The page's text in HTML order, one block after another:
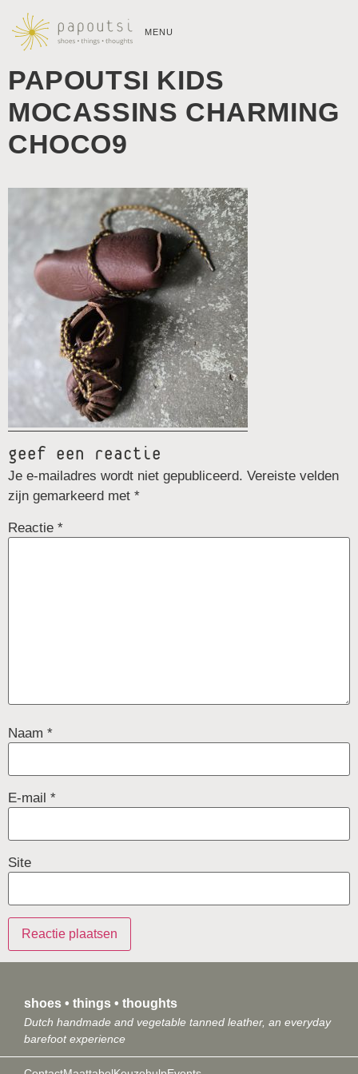
MENU
PAPOUTSI KIDS
MOCASSINS CHARMING
CHOCO9
geef een reactie
Je e-mailadres wordt niet gepubliceerd. Vereiste velden
zijn gemarkeerd met *
Reactie *
Naam *
E-mail *
Site
shoes • things • thoughts
Dutch handmade and vegetable tanned leather, an everyday
barefoot experience